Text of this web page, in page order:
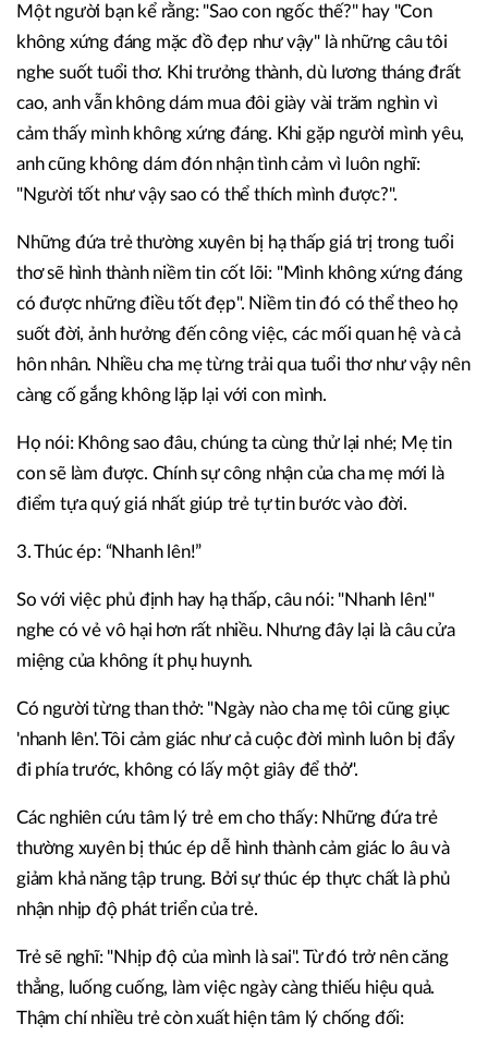
Một người bạn kể rằng: "Sao con ngốc thế?" hay "Con
không xứng đáng mặc đồ đẹp như vậy" là những câu tôi
nghe suốt tuổi thơ. Khi trưởng thành, dù lương tháng đrất
cao, anh vẫn không dám mua đôi giày vài trăm nghìn vì
cảm thấy mình không xứng đáng. Khi gặp người mình yêu,
anh cũng không dám đón nhận tình cảm vì luôn nghĩ:
"Người tốt như vậy sao có thể thích mình được?".
Những đứa trẻ thường xuyên bị hạ thấp giá trị trong tuổi
thơ sẽ hình thành niềm tin cốt lõi: "Mình không xứng đáng
có được những điều tốt đẹp". Niềm tin đó có thể theo họ
suốt đời, ảnh hưởng đến công việc, các mối quan hệ và cả
hôn nhân. Nhiều cha mẹ từng trải qua tuổi thơ như vậy nên
càng cố gắng không lặp lại với con mình.
Họ nói: Không sao đâu, chúng ta cùng thử lại nhé; Mẹ tin
con sẽ làm được. Chính sự công nhận của cha mẹ mới là
điểm tựa quý giá nhất giúp trẻ tự tin bước vào đời.
3. Thúc ép: “Nhanh lên!”
So với việc phủ định hay hạ thấp, câu nói: "Nhanh lên!"
nghe có vẻ vô hại hơn rất nhiều. Nhưng đây lại là câu cửa
miệng của không ít phụ huynh.
Có người từng than thở: "Ngày nào cha mẹ tôi cũng giục
'nhanh lên'. Tôi cảm giác như cả cuộc đời mình luôn bị đẩy
đi phía trước, không có lấy một giây để thở".
Các nghiên cứu tâm lý trẻ em cho thấy: Những đứa trẻ
thường xuyên bị thúc ép dễ hình thành cảm giác lo âu và
giảm khả năng tập trung. Bởi sự thúc ép thực chất là phủ
nhận nhịp độ phát triển của trẻ.
Trẻ sẽ nghĩ: "Nhịp độ của mình là sai". Từ đó trở nên căng
thẳng, luống cuống, làm việc ngày càng thiếu hiệu quả.
Thậm chí nhiều trẻ còn xuất hiện tâm lý chống đối: